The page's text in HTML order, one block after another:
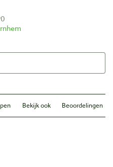
Bekijk ook Beoordelingen